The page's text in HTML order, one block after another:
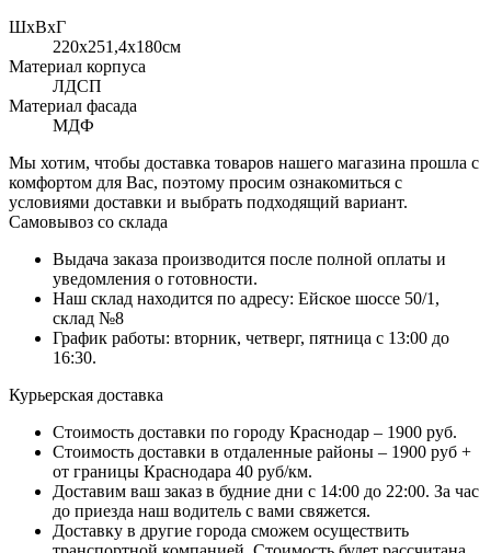
ШхВхГ
220x251,4х180см
Материал корпуса
ЛДСП
Материал фасада
МДФ
Мы хотим, чтобы доставка товаров нашего магазина прошла с
комфортом для Вас, поэтому просим ознакомиться с
условиями доставки и выбрать подходящий вариант.
Самовывоз со склада
Выдача заказа производится после полной оплаты и
уведомления о готовности.
Наш склад находится по адресу: Ейское шоссе 50/1,
склад №8
График работы: вторник, четверг, пятница с 13:00 до
16:30.
Курьерская доставка
Стоимость доставки по городу Краснодар – 1900 руб.
Стоимость доставки в отдаленные районы – 1900 руб +
от границы Краснодара 40 руб/км.
Доставим ваш заказ в будние дни с 14:00 до 22:00. За час
до приезда наш водитель с вами свяжется.
Доставку в другие города сможем осуществить